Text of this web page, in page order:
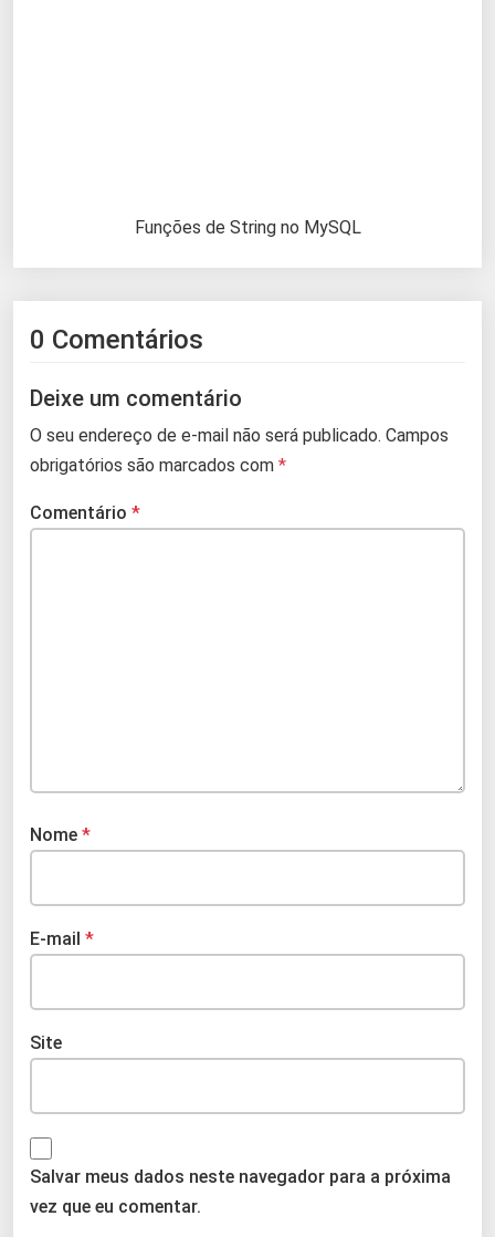
Funções de String no MySQL
0 Comentários
Deixe um comentário
O seu endereço de e-mail não será publicado. Campos
obrigatórios são marcados com *
Comentário *
Nome *
E-mail *
Site
Salvar meus dados neste navegador para a próxima
vez que eu comentar.